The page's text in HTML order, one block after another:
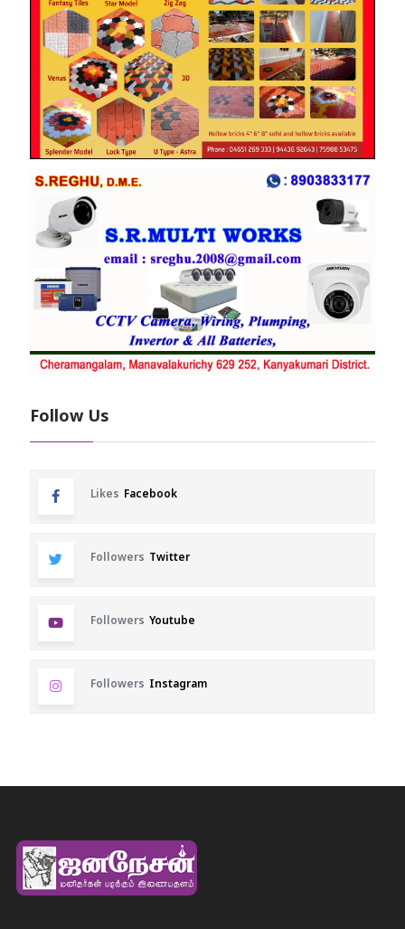
Follow Us
Likes Facebook
Followers Twitter
Followers Youtube
Followers Instagram